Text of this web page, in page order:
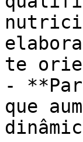
te
-
que